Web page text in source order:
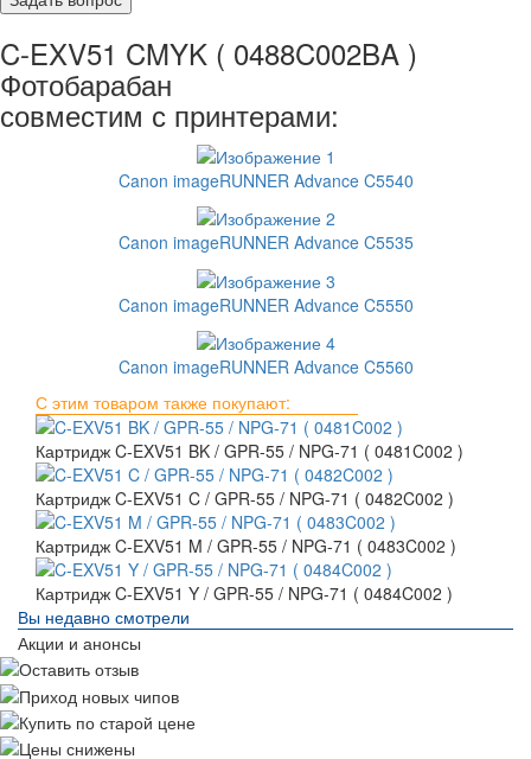
C-EXV51 CMYK ( 0488C002BA )
Фотобарабан
совместим с принтерами:
Canon imageRUNNER Advance C5540
Canon imageRUNNER Advance C5535
Canon imageRUNNER Advance C5550
Canon imageRUNNER Advance C5560
С этим товаром также покупают:
Картридж C-EXV51 BK / GPR-55 / NPG-71 ( 0481C002 )
Картридж C-EXV51 C / GPR-55 / NPG-71 ( 0482C002 )
Картридж C-EXV51 M / GPR-55 / NPG-71 ( 0483C002 )
Картридж C-EXV51 Y / GPR-55 / NPG-71 ( 0484C002 )
Вы недавно смотрели
Акции и анонсы